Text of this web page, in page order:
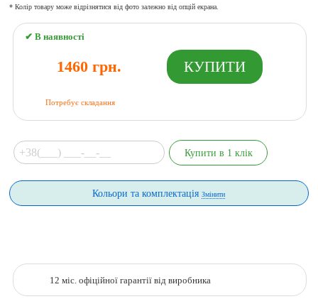
* Колір товару може відрізнятися від фото залежно від опцій екрана.
✔ В наявності
1460 грн.
Потребує складання
Кольори та комплектаціяЗмінити
12 міс. офіційної гарантії від виробника